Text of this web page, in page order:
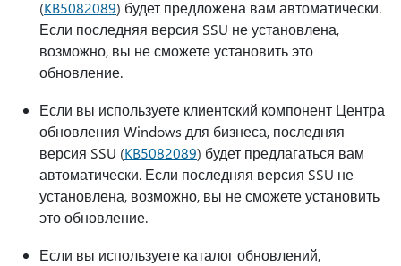
(KB5082089) будет предложена вам автоматически.
Если последняя версия SSU не установлена,
возможно, вы не сможете установить это
обновление.
Если вы используете клиентский компонент Центра
обновления Windows для бизнеса, последняя
версия SSU (KB5082089) будет предлагаться вам
автоматически. Если последняя версия SSU не
установлена, возможно, вы не сможете установить
это обновление.
Если вы используете каталог обновлений,